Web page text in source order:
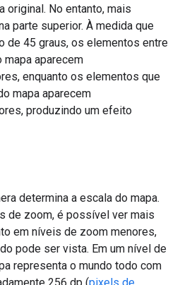
original. No entanto, mais
parte superior. À medida que
de 45 graus, os elementos entre
mapa aparecem
enquanto os elementos que
mapa aparecem
produzindo um efeito
determina a escala do mapa.
de zoom, é possível ver mais
em níveis de zoom menores,
pode ser vista. Em um nível de
representa o mundo todo com
256 dp (pixels de